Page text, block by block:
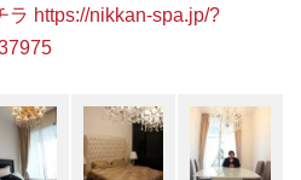
https://nikkan-spa.jp/?